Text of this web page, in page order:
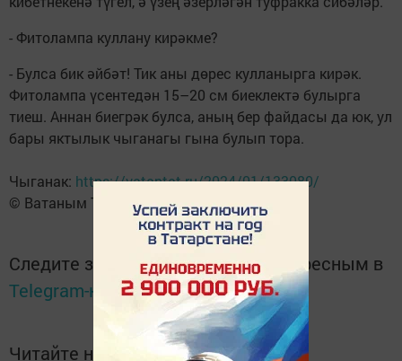
- Фитолампа куллану кирәкме?
- Булса бик әйбәт! Тик аны дөрес кулланырга кирәк.
Фитолампа үсентедән 15–20 см биеклектә булырга
тиеш. Аннан биегрәк булса, аның бер файдасы да юк, ул
бары яктылык чыганагы гына булып тора.
Чыганак: https://vatantat.ru/2024/01/133080/
© Ватаным Татарстан
Следите за самым важным и интересным в
Telegram-каналеТатмедиа
Читайте новости Татарстана в